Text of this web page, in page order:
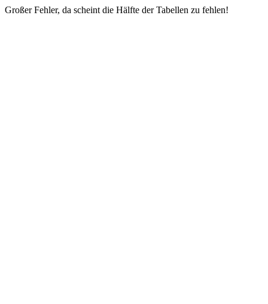
Großer Fehler, da scheint die Hälfte der Tabellen zu fehlen!